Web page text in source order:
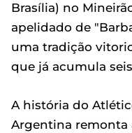
Brasília) no
apelidado de
uma tradição
que já acumula
A história do
Argentina remonta